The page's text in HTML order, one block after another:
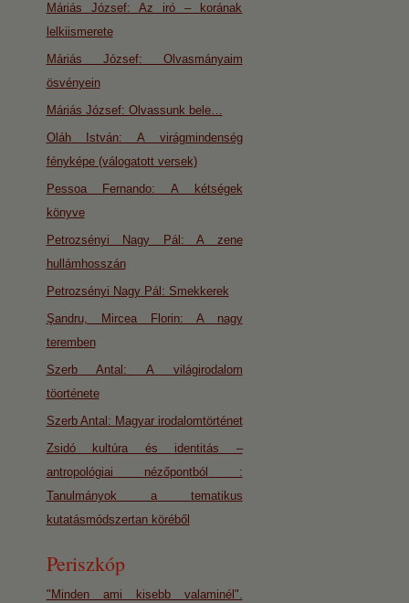
Máriás József: Az iró – korának
lelkiismerete
Máriás József: Olvasmányaim
ösvényein
Máriás József: Olvassunk bele…
Oláh István: A virágmindenség
fényképe (válogatott versek)
Pessoa Fernando: A kétségek
könyve
Petrozsényi Nagy Pál: A zene
hullámhosszán
Petrozsényi Nagy Pál: Smekkerek
Şandru, Mircea Florin: A nagy
teremben
Szerb Antal: A világirodalom
töorténete
Szerb Antal: Magyar irodalomtörténet
Zsidó kultúra és identitás –
antropológiai nézőpontból :
Tanulmányok a tematikus
kutatásmódszertan köréből
Periszkóp
"Minden ami kisebb valaminél".